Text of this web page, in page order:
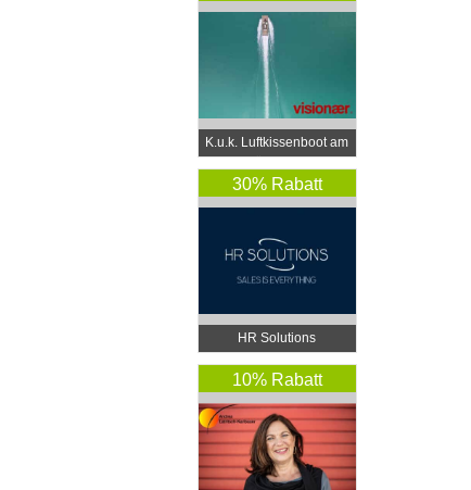
K.u.k. Luftkissenboot am
Wörthersee
30% Rabatt
HR Solutions
10% Rabatt